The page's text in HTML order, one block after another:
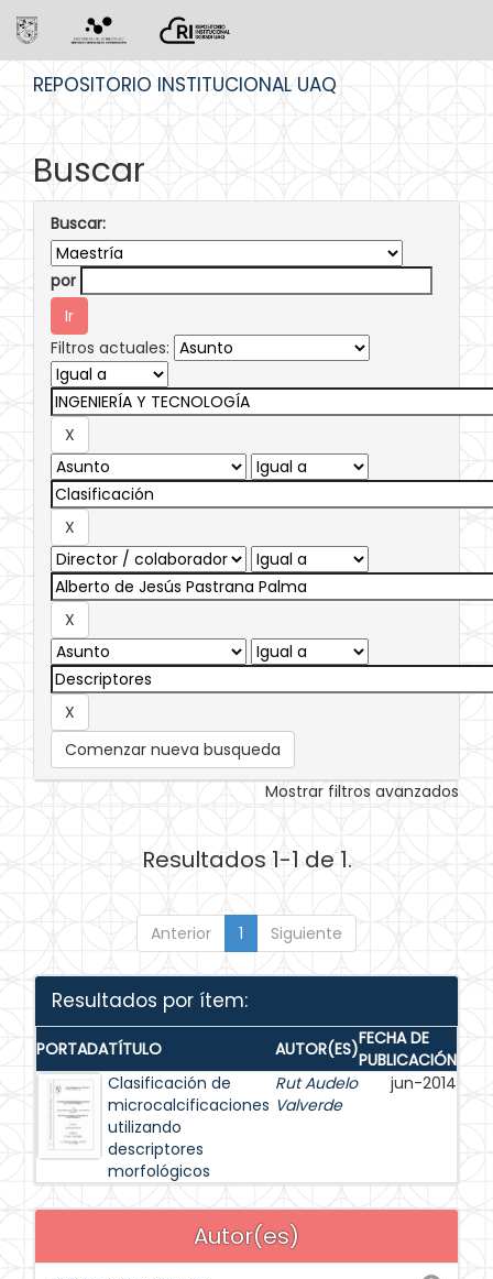
REPOSITORIO INSTITUCIONAL UAQ
Buscar
Buscar:
por
Filtros actuales:
Comenzar nueva busqueda
Mostrar filtros avanzados
Resultados 1-1 de 1.
Anterior 1 Siguiente
Resultados por ítem:
PORTADATÍTULO AUTOR(ES)FECHA DE
PUBLICACIÓN
Clasificación de
microcalcificaciones
utilizando
descriptores
morfológicos
Rut Audelo
Valverde
jun-2014
Autor(es)